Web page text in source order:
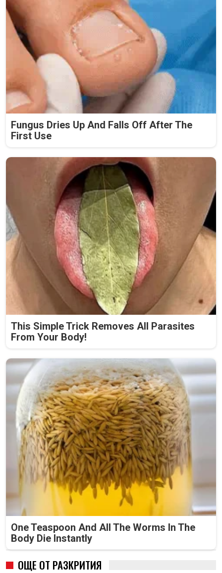
Fungus Dries Up And Falls Off After The
First Use
This Simple Trick Removes All Parasites
From Your Body!
One Teaspoon And All The Worms In The
Body Die Instantly
ОЩЕ ОТ РАЗКРИТИЯ